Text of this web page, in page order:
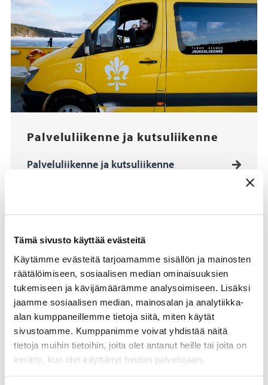
Tämä sivusto käyttää evästeitä
Käytämme evästeitä tarjoamamme sisällön ja mainosten
räätälöimiseen, sosiaalisen median ominaisuuksien
tukemiseen ja kävijämäärämme analysoimiseen. Lisäksi
jaamme sosiaalisen median, mainosalan ja analytiikka-
alan kumppaneillemme tietoja siitä, miten käytät
sivustoamme. Kumppanimme voivat yhdistää näitä
tietoja muihin tietoihin, joita olet antanut heille tai joita on
kerätty, kun olet käyttänyt heidän palvelujaan.
Palveluliikenne ja kutsuliikenne
Palveluliikenne ja kutsuliikenne